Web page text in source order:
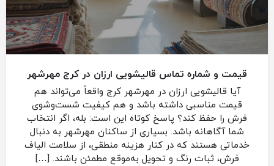
قیمت و شماره تماس قالیشویی ارزان در کرج مهرشهر
آیا قالیشویی ارزان در مهرشهر کرج واقعاً می‌تواند هم
قیمت مناسبی داشته باشد و هم کیفیت شست‌وشوی
فرش را حفظ کند؟ پاسخ کوتاه این است: بله، اگر انتخاب
شما آگاهانه باشد. بسیاری از ساکنان مهرشهر به دنبال
خدماتی هستند که در کنار هزینه منطقی، از سلامت الیاف
فرش، ثبات رنگ و تحویل به‌موقع مطمئن باشند. […]